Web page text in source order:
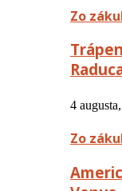
Zo
4
Zo